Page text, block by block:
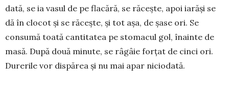
dată, se ia vasul de pe flacără, se răcește, apoi iarăși se
dă în clocot și se răcește, și tot așa, de șase ori. Se
consumă toată cantitatea pe sto­macul gol, înainte de
masă. După două minute, se râgâie forțat de cinci ori.
Durerile vor dispărea și nu mai apar niciodată.